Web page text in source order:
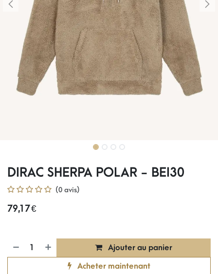
DIRAC SHERPA POLAR - BEI30
(0 avis)
79,17€
Ajouter au panier
Acheter maintenant